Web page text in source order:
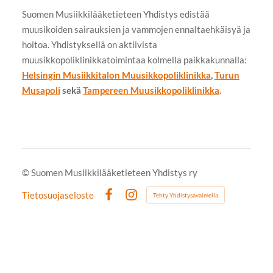
Suomen Musiikkilääketieteen Yhdistys edistää
muusikoiden sairauksien ja vammojen ennaltaehkäisyä ja
hoitoa. Yhdistyksellä on aktiivista
muusikkopoliklinikkatoimintaa kolmella paikkakunnalla:
Helsingin Musiikkitalon Muusikkopoliklinikka,Turun
Musapolisekä Tampereen Muusikkopoliklinikka.
©Suomen Musiikkilääketieteen Yhdistys ry
Tietosuojaseloste
Instagram
Tehty Yhdistysavaimella